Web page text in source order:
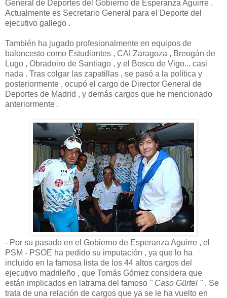
General de Deportes del Gobierno de Esperanza Aguirre .
Actualmente es Secretario General para el Deporte del
ejecutivo gallego .
También ha jugado profesionalmente en equipos de
baloncesto como Estudiantes , CAI Zaragoza , Breogán de
Lugo , Obradoiro de Santiago , y el Bosco de Vigo... casi
nada . Tras colgar las zapatillas , se pasó a la política y
posteriormente , ocupó el cargo de Director General de
Deportes de Madrid , y demás cargos que he mencionado
anteriormente .
- Por su pasado en el Gobierno de Esperanza Aguirre , el
PSM - PSOE ha pedido su imputación , ya que lo ha
incluido en la famosa lista de los 44 altos cargos del
ejecutivo madrileño , que Tomás Gómez considera que
están implicados en latrama del famoso " Caso Gürtel " . Se
trata de una relación de cargos que ya se le ha vuelto en